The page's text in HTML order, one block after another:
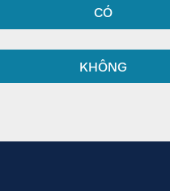
CÓ​​
KHÔNG​​